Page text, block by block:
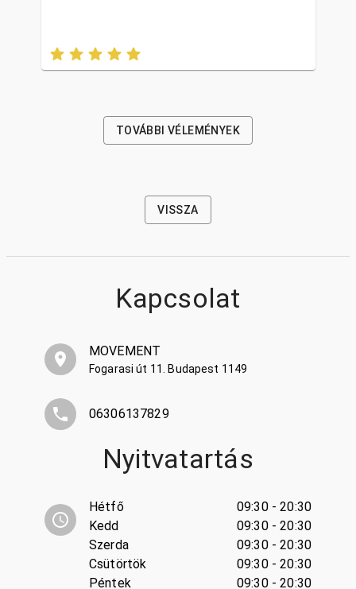
TOVÁBBI VÉLEMÉNYEK
VISSZA
Kapcsolat
MOVEMENT
Fogarasi út 11. Budapest 1149
06306137829
Nyitvatartás
Hétfő
Kedd
Szerda
Csütörtök
Péntek
09:30 - 20:30
09:30 - 20:30
09:30 - 20:30
09:30 - 20:30
09:30 - 20:30